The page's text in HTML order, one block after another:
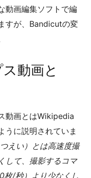
動画編集ソフトで編
すが、Bandicutの変
動画と
動画とはWikipedia
うに説明されていま
えい）とは高速度撮
して、撮影するコマ
枚/秒）より少なくし